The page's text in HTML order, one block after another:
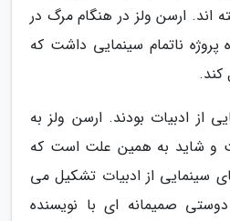
اند. ارسن ولز در هنگام مرگ در
دوازده پروژه ناتمام سینمایی داشت که
از ادبیات بودند. ارسن ولز به
و شاید به همین علت است که
سینمایی از ادبیات تشکیل می
صمیمانه ای با نویسنده